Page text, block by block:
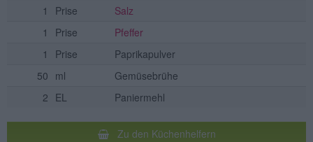
1
Prise
Salz
1
Prise
Pfeffer
1
Prise
Paprikapulver
50 ml
Gemüsebrühe
2 EL Paniermehl
Zu den Küchenhelfern